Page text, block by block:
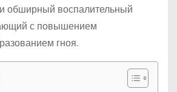
обширный воспалительный
с повышением
гноя.